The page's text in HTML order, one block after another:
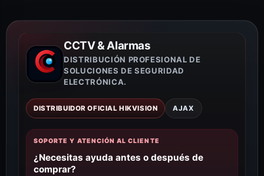
CCTV & Alarmas
DISTRIBUCIÓN PROFESIONAL DE
SOLUCIONES DE SEGURIDAD
ELECTRÓNICA.
DISTRIBUIDOR OFICIAL HIKVISION AJAX
SOPORTE Y ATENCIÓN AL CLIENTE
¿Necesitas ayuda antes o después de
comprar?